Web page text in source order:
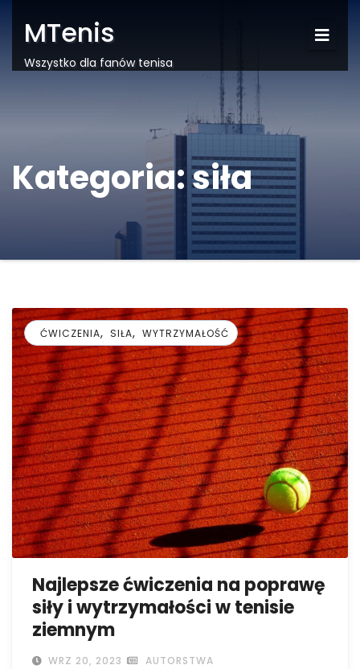
MTenis
Wszystko dla fanów tenisa
Kategoria:siła
ĆWICZENIA, SIŁA, WYTRZYMAŁOŚĆ
Najlepsze ćwiczenia na poprawę
siły i wytrzymałości w tenisie
ziemnym
WRZ 20, 2023 AUTORSTWA